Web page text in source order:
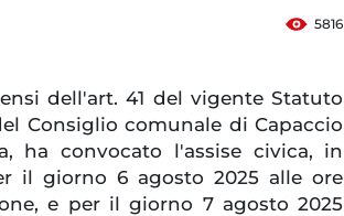
5816
dell'art. 41 del vigente Statuto
Consiglio comunale di Capaccio
ha convocato l'assise civica, in
il giorno 6 agosto 2025 alle ore
e per il giorno 7 agosto 2025